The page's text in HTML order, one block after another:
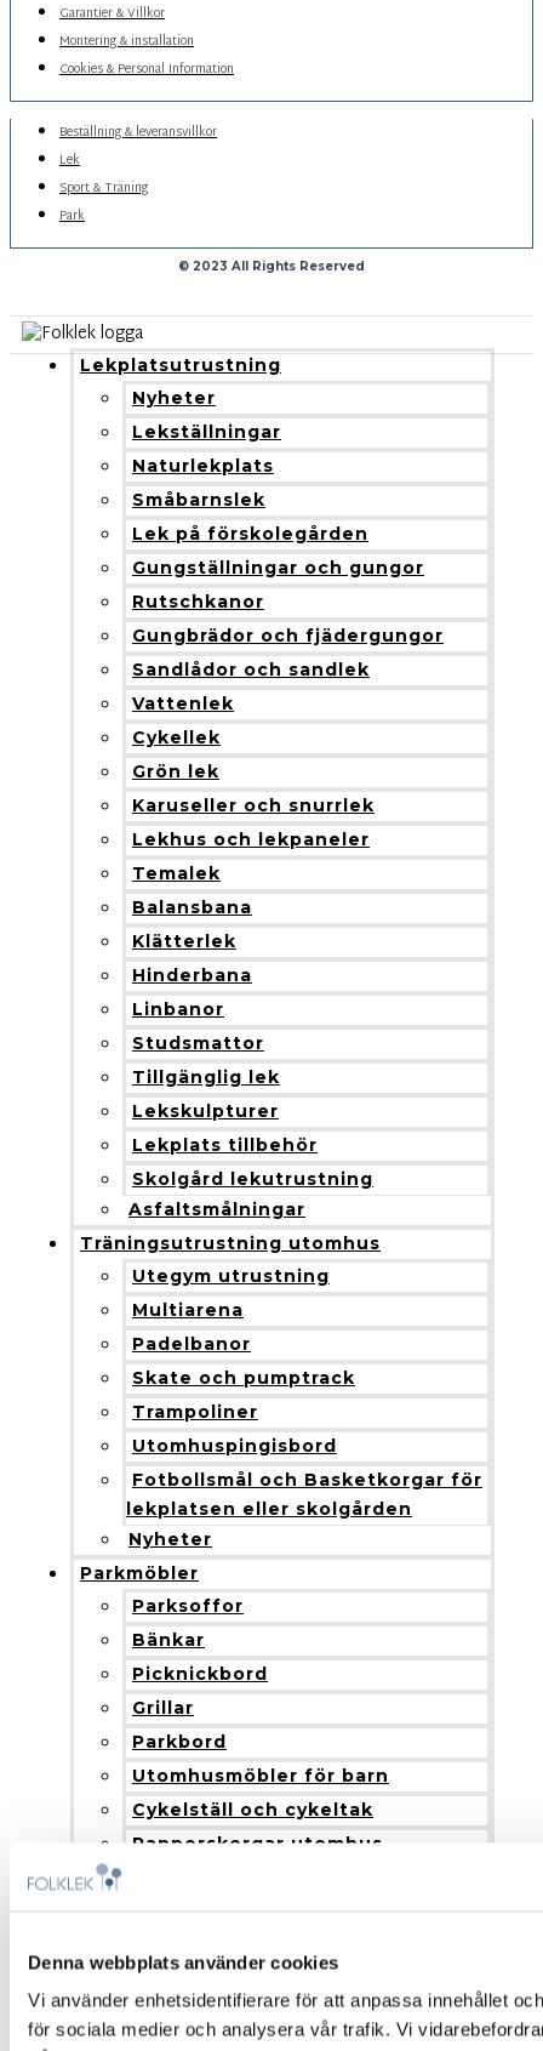
Denna webbplats använder cookies
Vi använder enhetsidentifierare för att anpassa innehållet
för sociala medier och analysera vår trafik. Vi
Garantier & Villkor
Montering & installation
Cookies & Personal Information
Beställning & leveransvillkor
Lek
Sport & Träning
Park
© 2023 All Rights Reserved
Lekplatsutrustning
Nyheter
Lekställningar
Naturlekplats
Småbarnslek
Lek på förskolegården
Gungställningar och gungor
Rutschkanor
Gungbrädor och fjädergungor
Sandlådor och sandlek
Vattenlek
Cykellek
Grön lek
Karuseller och snurrlek
Lekhus och lekpaneler
Temalek
Balansbana
Klätterlek
Hinderbana
Linbanor
Studsmattor
Tillgänglig lek
Lekskulpturer
Lekplats tillbehör
Skolgård lekutrustning
Asfaltsmålningar
Träningsutrustning utomhus
Utegym utrustning
Multiarena
Padelbanor
Skate och pumptrack
Trampoliner
Utomhuspingisbord
Fotbollsmål och Basketkorgar för
lekplatsen eller skolgården
Nyheter
Parkmöbler
Parksoffor
Bänkar
Picknickbord
Grillar
Parkbord
Utomhusmöbler för barn
Cykelställ och cykeltak
Papperskorgar utomhus
Nyheter
Produkter och installation
Fallskydd